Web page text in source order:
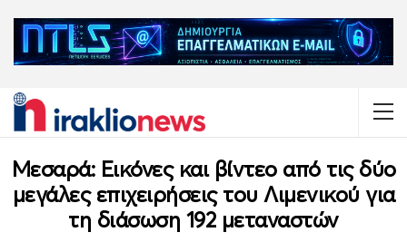
Μεσαρά: Εικόνες και βίντεο από τις δύο
μεγάλες επιχειρήσεις του Λιμενικού για
τη διάσωση 192 μεταναστών